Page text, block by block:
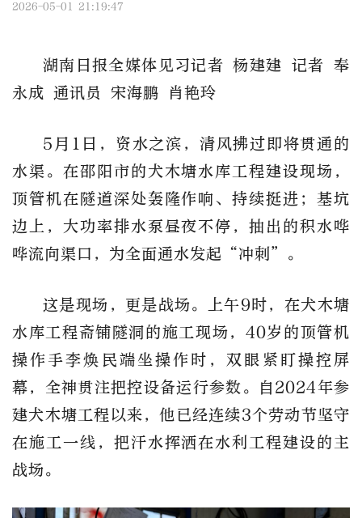
2026-05-01 21:19:47
湖南日报全媒体见习记者 杨建建 记者 奉
永成 通讯员 宋海鹏 肖艳玲
5月1日，资水之滨，清风拂过即将贯通的
水渠。在邵阳市的犬木塘水库工程建设现场，
顶管机在隧道深处轰隆作响、持续挺进；基坑
边上，大功率排水泵昼夜不停，抽出的积水哗
哗流向渠口，为全面通水发起“冲刺”。
这是现场，更是战场。上午9时，在犬木塘
水库工程斋铺隧洞的施工现场，40岁的顶管机
操作手李焕民端坐操作时，双眼紧盯操控屏
幕，全神贯注把控设备运行参数。自2024年参
建犬木塘工程以来，他已经连续3个劳动节坚守
在施工一线，把汗水挥洒在水利工程建设的主
战场。